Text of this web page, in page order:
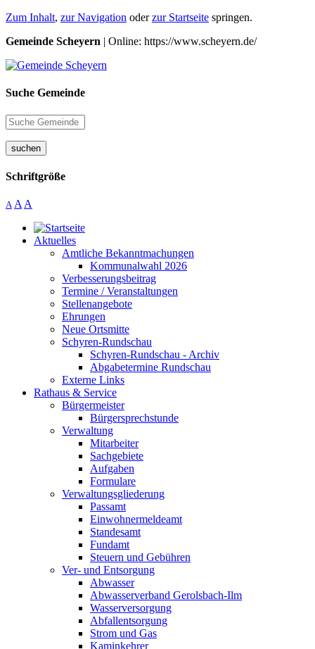
Zum Inhalt, zur Navigation oderzur Startseite springen.
Gemeinde Scheyern | Online: https://www.scheyern.de/
Suche Gemeinde
suchen
Schriftgröße
A A A
Aktuelles
Amtliche Bekanntmachungen
Kommunalwahl 2026
Verbesserungsbeitrag
Termine / Veranstaltungen
Stellenangebote
Ehrungen
Neue Ortsmitte
Schyren-Rundschau
Schyren-Rundschau - Archiv
Abgabetermine Rundschau
Externe Links
Rathaus & Service
Bürgermeister
Bürgersprechstunde
Verwaltung
Mitarbeiter
Sachgebiete
Aufgaben
Formulare
Verwaltungsgliederung
Passamt
Einwohnermeldeamt
Standesamt
Fundamt
Steuern und Gebühren
Ver- und Entsorgung
Abwasser
Abwasserverband Gerolsbach-Ilm
Wasserversorgung
Abfallentsorgung
Strom und Gas
Kaminkehrer